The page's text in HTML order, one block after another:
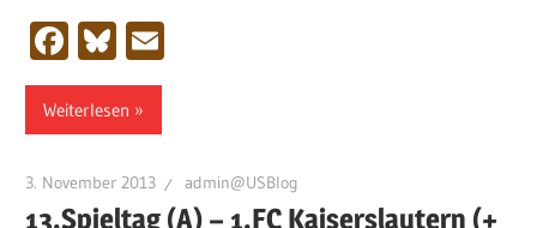
Facebook
Bluesky
Weiterlesen
3. November 2013 admin@USBlog
13.Spieltag (A) – 1.FC Kaiserslautern (+